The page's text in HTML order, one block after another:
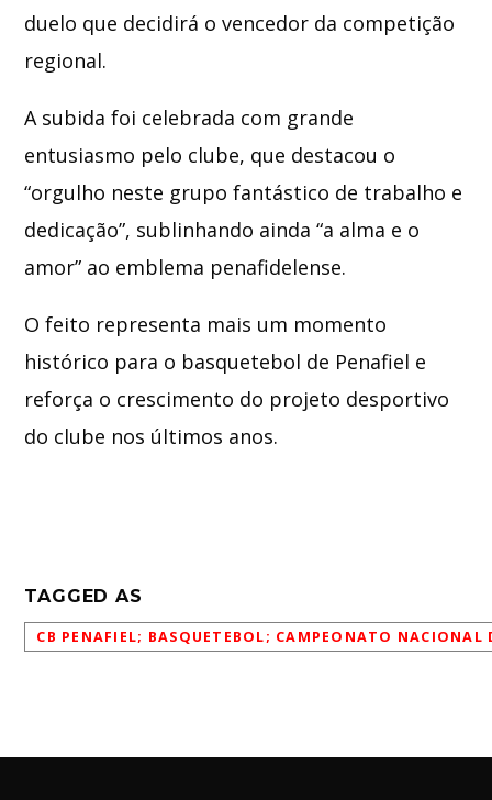
duelo que decidirá o vencedor da competição
regional.
A subida foi celebrada com grande
entusiasmo pelo clube, que destacou o
“orgulho neste grupo fantástico de trabalho e
dedicação”, sublinhando ainda “a alma e o
amor” ao emblema penafidelense.
O feito representa mais um momento
histórico para o basquetebol de Penafiel e
reforça o crescimento do projeto desportivo
do clube nos últimos anos.
TAGGED AS
CB PENAFIEL; BASQUETEBOL; CAMPEONATO